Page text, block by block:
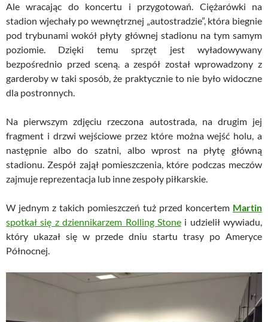
Ale wracając do koncertu i przygotowań. Ciężarówki na
stadion wjechały po wewnętrznej „autostradzie”, która biegnie
pod trybunami wokół płyty głównej stadionu na tym samym
poziomie. Dzięki temu sprzęt jest wyładowywany
bezpośrednio przed sceną. a zespół został wprowadzony z
garderoby w taki sposób, że praktycznie to nie było widoczne
dla postronnych.
Na pierwszym zdjęciu rzeczona autostrada, na drugim jej
fragment i drzwi wejściowe przez które można wejść holu, a
następnie albo do szatni, albo wprost na płytę główną
stadionu. Zespół zajął pomieszczenia, które podczas meczów
zajmuje reprezentacja lub inne zespoły piłkarskie.
W jednym z takich pomieszczeń tuż przed koncertem Martin
spotkał się z dziennikarzem Rolling Stonei udzielił wywiadu,
który ukazał się w przede dniu startu trasy po Ameryce
Północnej.